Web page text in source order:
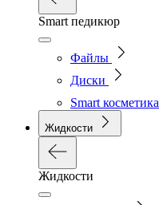
Smart педикюр
Файлы
Диски
Smart косметика
Жидкости
Жидкости